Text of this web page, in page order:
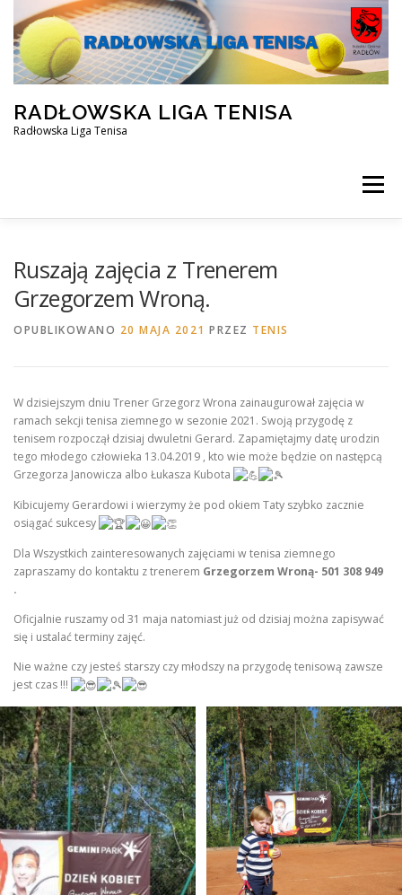
treści
RADŁOWSKA LIGA TENISA
Radłowska Liga Tenisa
Menu
Ruszają zajęcia z Trenerem
Grzegorzem Wroną.
OPUBLIKOWANO 20 MAJA 2021 PRZEZ TENIS
W dzisiejszym dniu Trener Grzegorz Wrona zainaugurował zajęcia w
ramach sekcji tenisa ziemnego w sezonie 2021. Swoją przygodę z
tenisem rozpoczął dzisiaj dwuletni Gerard. Zapamiętajmy datę urodzin
tego młodego człowieka 13.04.2019 , kto wie może będzie on następcą
Grzegorza Janowicza albo Łukasza Kubota
Kibicujemy Gerardowi i wierzymy że pod okiem Taty szybko zacznie
osiągać sukcesy
Dla Wszystkich zainteresowanych zajęciami w tenisa ziemnego
zapraszamy do kontaktu z trenerem Grzegorzem Wroną- 501 308 949
.
Oficjalnie ruszamy od 31 maja natomiast już od dzisiaj można zapisywać
się i ustalać terminy zajęć.
Nie ważne czy jesteś starszy czy młodszy na przygodę tenisową zawsze
jest czas !!!